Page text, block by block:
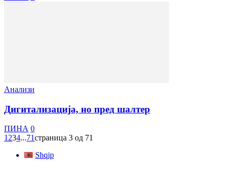
Анализи
Дигитализација, но пред шалтер
ПИНА 0
1 234...71страница 3 од 71
Shqip